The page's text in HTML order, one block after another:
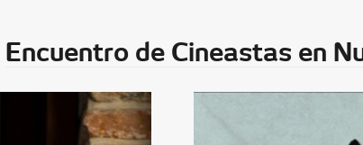
Encuentro de Cineastas en